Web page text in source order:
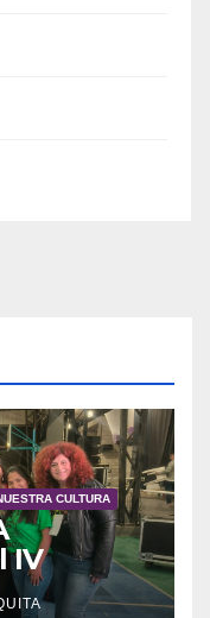
CULTURA
IV
de